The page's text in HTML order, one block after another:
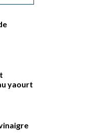
yaourt